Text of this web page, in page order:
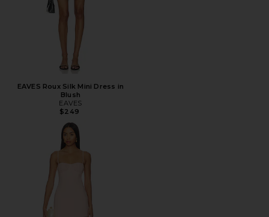
EAVES Roux Silk Mini Dress in
Blush
EAVES
$249